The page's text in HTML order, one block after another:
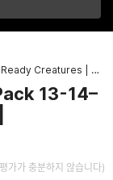
Fantasy Monster Evolution Pack 13-14–15 – Game Ready Creatures | PixeliusVita
13-14–
가가 충분하지 않습니다)